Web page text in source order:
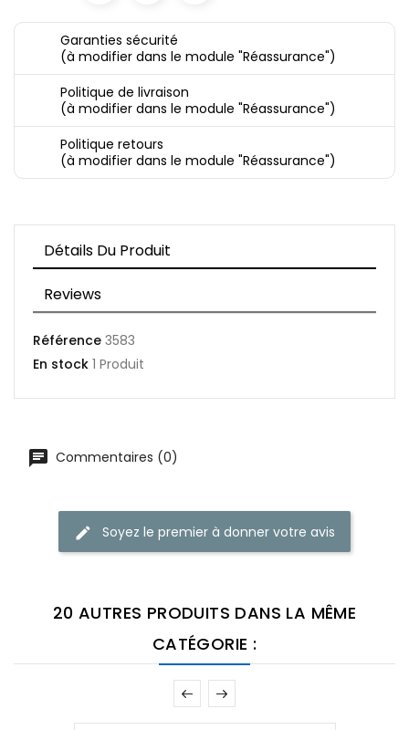
Garanties sécurité
(à modifier dans le module "Réassurance")
Politique de livraison
(à modifier dans le module "Réassurance")
Politique retours
(à modifier dans le module "Réassurance")
Détails Du Produit
Reviews
Référence 3583
En stock 1 Produit
Commentaires (0)
Soyez le premier à donner votre avis
20 AUTRES PRODUITS DANS LA MÊME
CATÉGORIE :